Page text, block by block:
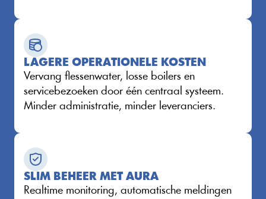
LAGERE OPERATIONELE KOSTEN
Vervang flessenwater, losse boilers en
servicebezoeken door één centraal systeem.
Minder administratie, minder leveranciers.
SLIM BEHEER MET AURA
Realtime monitoring, automatische meldingen